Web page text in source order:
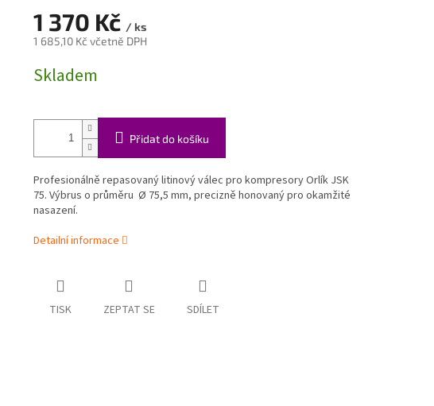
1 370 Kč / ks
1 685,10 Kč včetně DPH
cena:
Skladem
Přidat do košíku
Profesionálně repasovaný litinový válec pro kompresory Orlík JSK
75. Výbrus o průměru Ø 75,5 mm, precizně honovaný pro okamžité
nasazení.
Detailní informace
TISK ZEPTAT SE SDÍLET